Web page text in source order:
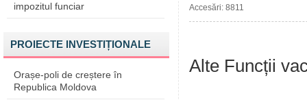
impozitul funciar
PROIECTE INVESTIȚIONALE
Orașe-poli de creștere în
Republica Moldova
Accesări: 8811
Alte Funcții